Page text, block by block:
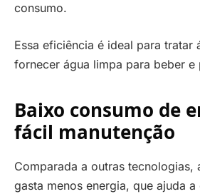
consumo.
Essa eficiência é ideal para tratar
fornecer água limpa para beber e
Baixo consumo de
fácil manutenção
Comparada a outras tecnologias,
gasta menos energia, que ajuda